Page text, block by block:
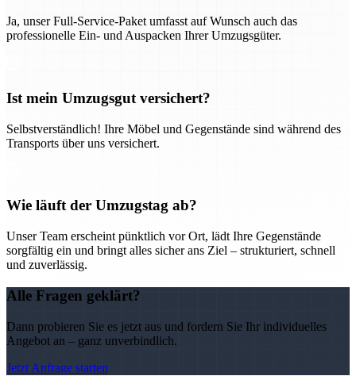
Ja, unser Full-Service-Paket umfasst auf Wunsch auch das
professionelle Ein- und Auspacken Ihrer Umzugsgüter.
Ist mein Umzugsgut versichert?
Selbstverständlich! Ihre Möbel und Gegenstände sind während des
Transports über uns versichert.
Wie läuft der Umzugstag ab?
Unser Team erscheint pünktlich vor Ort, lädt Ihre Gegenstände
sorgfältig ein und bringt alles sicher ans Ziel – strukturiert, schnell
und zuverlässig.
Alle Fragen geklärt?
Dann probieren Sie es jetzt aus und fordern Sie Ihr individuelles
Angebot an – ganz unverbindlich.
Jetzt Anfrage starten